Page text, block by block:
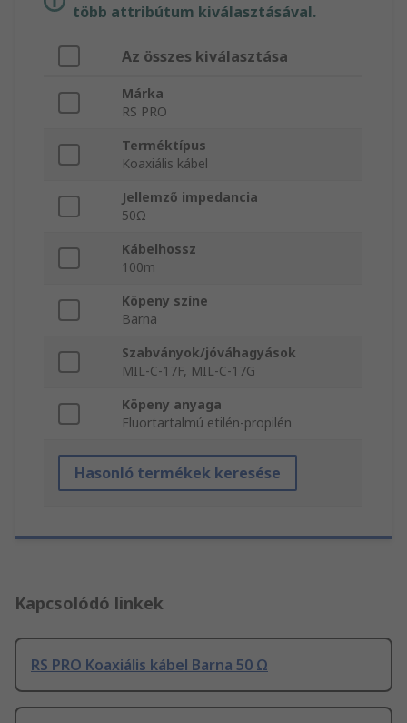
több attribútum kiválasztásával.
Az összes kiválasztása
Márka
RS PRO
Terméktípus
Koaxiális kábel
Jellemző impedancia
50Ω
Kábelhossz
100m
Köpeny színe
Barna
Szabványok/jóváhagyások
MIL-C-17F, MIL-C-17G
Köpeny anyaga
Fluortartalmú etilén-propilén
Hasonló termékek keresése
Kapcsolódó linkek
RS PRO Koaxiális kábel Barna 50 Ω